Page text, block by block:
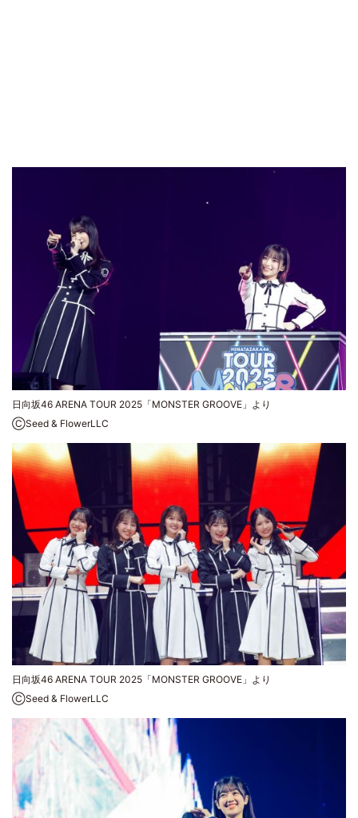
日向坂46 ARENA TOUR 2025「MONSTER GROOVE」より
ⒸSeed & FlowerLLC
日向坂46 ARENA TOUR 2025「MONSTER GROOVE」より
ⒸSeed & FlowerLLC